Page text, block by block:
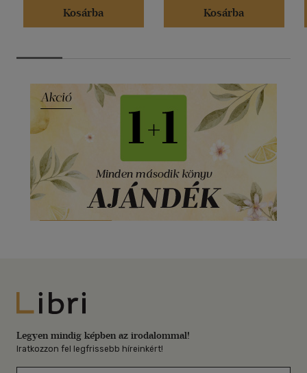
Kosárba
Kosárba
Libri
Legyen mindig képben az irodalommal!
Iratkozzon fel legfrissebb híreinkért!